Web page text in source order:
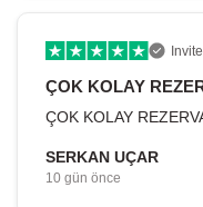
ÇOK KOLAY
ÇOK KOLAY
SERKAN UÇAR
10 gün önce